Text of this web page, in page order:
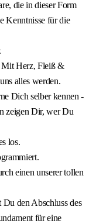
die in dieser Form
Kenntnisse für die
Mit Herz, Fleiß &
alles werden.
Dich selber kennen -
zeigen Dir, wer Du
los.
einen unserer tollen
den Abschluss des
für eine